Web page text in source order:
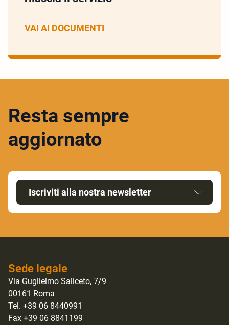
VAI AI DOCUMENTI
Resta sempre
aggiornato
Iscriviti alla nostra newsletter
Sede legale
Via Guglielmo Saliceto, 7/9
00161 Roma
Tel. +39 06 8440991
Fax +39 06 8841199